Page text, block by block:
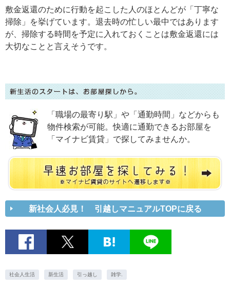
敷金返還のために行動を起こした人のほとんどが「丁寧な
掃除」を挙げています。退去時の忙しい最中ではあります
が、掃除する時間を予定に入れておくことは敷金返還には
大切なことと言えそうです。
「職場の最寄り駅」や「通勤時間」などからも
物件検索が可能。快適に通勤できるお部屋を
「マイナビ賃貸」で探してみませんか。
新社会人必見！ 引越しマニュアルTOPに戻る
社会人生活 新生活 引っ越し 雑学.